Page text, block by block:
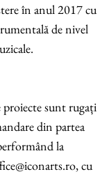
în anul 2017 cu
de nivel
proiecte sunt rugați
din partea
la
cu